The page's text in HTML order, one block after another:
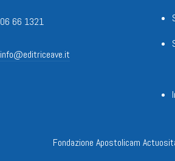
06 66 1321
info@editriceave.it
Fondazione Apostolicam